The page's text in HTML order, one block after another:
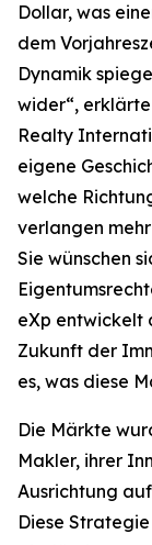
Dollar, was
dem
Dynamik
wider“,
Realty
eigene
welche
verlangen
Sie wünschen
eXp entwickelt
Zukunft der
es, was diese
Die Märkte
Makler, ihrer
Ausrichtung
Diese